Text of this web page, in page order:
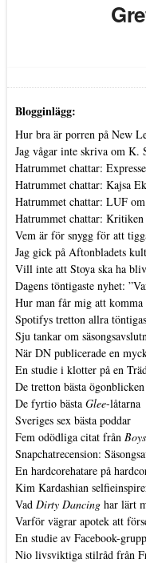
Blogginlägg:
Hur bra är porren på New
Jag vågar inte skriva om
Hatrummet chattar:
Hatrummet chattar: Kajsa
Hatrummet chattar: LUF
Hatrummet chattar:
Vem är för snygg för att
Jag gick på Aftonbladets
Vill inte att Stoya ska ha
Dagens töntigaste nyhet:
Hur man får mig att komma
Spotifys tretton allra
Sju tankar om
När DN publicerade en
En studie i klotter på en
De tretton bästa
De fyrtio bästa Glee-låtarna
Sveriges sex bästa poddar
Fem odödliga citat från Boys
Snapchatrecension:
En hardcorehatare på
Kim Kardashian
Vad Dirty Dancinghar lärt
Varför vägrar apotek att
En studie av Facebook-
Nio livsviktiga stilråd från